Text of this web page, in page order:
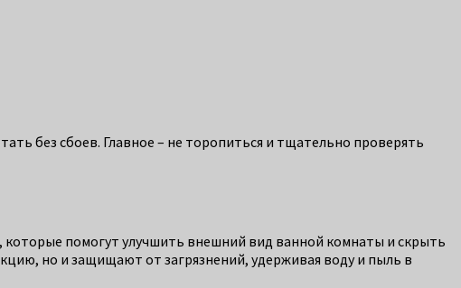
без сбоев. Главное – не торопиться и тщательно проверять
которые помогут улучшить внешний вид ванной комнаты и скрыть
но и защищают от загрязнений, удерживая воду и пыль в